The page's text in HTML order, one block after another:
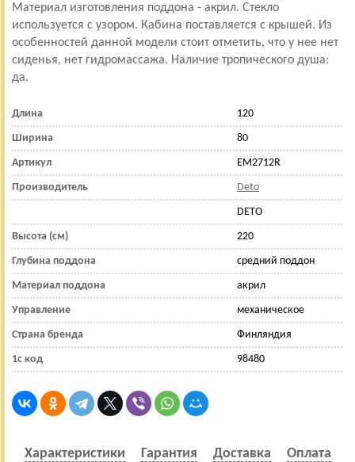
Материал изготовления поддона - акрил. Стекло
используется с узором. Кабина поставляется с крышей. Из
особенностей данной модели стоит отметить, что у нее нет
сиденья, нет гидромассажа. Наличие тропического душа:
да.
Длина 120
Ширина 80
Артикул EM2712R
Производитель Deto
DETO
Высота (см) 220
Глубина поддона средний поддон
Материал поддона акрил
Управление механическое
Страна бренда Финляндия
1с код 98480
Характеристики Гарантия Доставка
Оплата